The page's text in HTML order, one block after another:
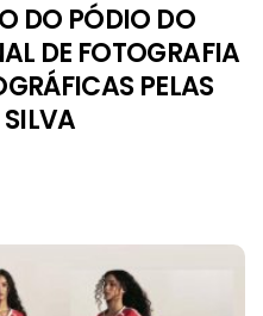
DO PÓDIO DO
DE FOTOGRAFIA
PELAS
SILVA